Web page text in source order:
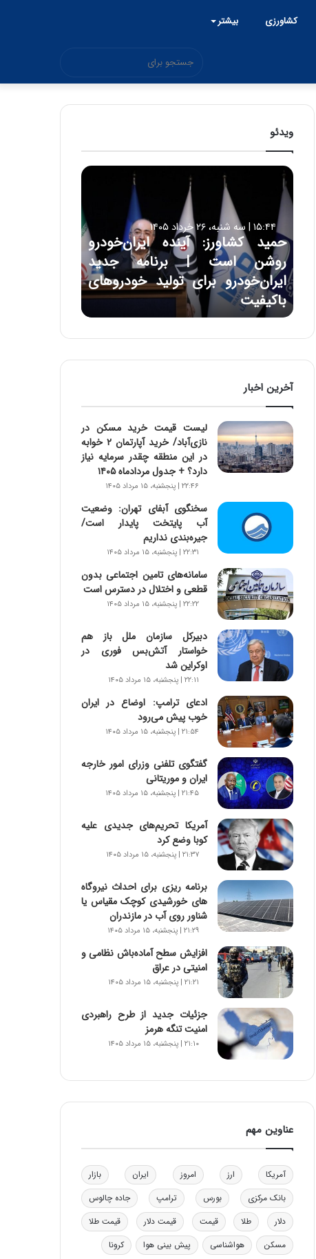
کشاورزی بیشتر
برای
ویدئو
ح
ی
ش
و
ر
ز
:
ن
ه
ا
ر
ا
ن‌
د
ر
ش
ن
ا
س
ت
ر
ا
م
ه
د
ی
د
ی
ر
ا
ن‌
خ
و
د
ر
ب
ر
ا
ی
ت
و
ی
و
ر
ا
ی
ب
ا
ک
ی
۱۵:۴۴ | سه شنبه، ۲۶ خرداد ۱۴۰۵
حمید کشاورز: آینده ایران‌خودرو
روشن است | برنامه جدید
ایران‌خودرو برای تولید خودروهای
باکیفیت
آخرین اخبار
لیست قیمت خرید مسکن در
نازی‌آباد/ خرید آپارتمان ۲ خوابه
در این منطقه چقدر سرمایه نیاز
دارد؟ + جدول مردادماه ۱۴۰۵
۲۲:۴۶ | پنجشنبه، ۱۵ مرداد ۱۴۰۵
سخنگوی آبفای تهران: وضعیت
آب پایتخت پایدار است/
جیره‌بندی نداریم
۲۲:۳۱ | پنجشنبه، ۱۵ مرداد ۱۴۰۵
سامانه‌های تامین اجتماعی بدون
قطعی و اختلال در دسترس است
۲۲:۲۲ | پنجشنبه، ۱۵ مرداد ۱۴۰۵
دبیرکل سازمان ملل باز هم
خواستار آتش‌بس فوری در
اوکراین شد
۲۲:۱۱ | پنجشنبه، ۱۵ مرداد ۱۴۰۵
ادعای ترامپ: اوضاع در ایران
خوب پیش می‌رود
۲۱:۵۴ | پنجشنبه، ۱۵ مرداد ۱۴۰۵
گفتگوی تلفنی وزرای امور خارجه
ایران و موریتانی
۲۱:۴۵ | پنجشنبه، ۱۵ مرداد ۱۴۰۵
آمریکا تحریم‌های جدیدی علیه
کوبا وضع کرد
۲۱:۳۷ | پنجشنبه، ۱۵ مرداد ۱۴۰۵
برنامه ریزی برای احداث نیروگاه
های خورشیدی کوچک مقیاس یا
شناور روی آب در مازندران
۲۱:۲۹ | پنجشنبه، ۱۵ مرداد ۱۴۰۵
افزایش سطح آماده‌باش نظامی و
امنیتی در عراق
۲۱:۲۱ | پنجشنبه، ۱۵ مرداد ۱۴۰۵
جزئیات جدید از طرح راهبردی
امنیت تنگه هرمز
۲۱:۱۰ | پنجشنبه، ۱۵ مرداد ۱۴۰۵
عناوین مهم
آمریکا ارز امروز ایران
بازار
بانک مرکزی
بورس ترامپ
جاده چالوس
دلار
طلا قیمت قیمت دلار
قیمت طلا
مسکن
هواشناسی پیش بینی هوا کرونا